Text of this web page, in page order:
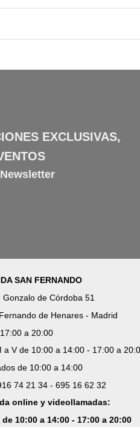
EXCLUSIVAS,
SAN FERNANDO
Gonzalo de Córdoba 51
de Henares - Madrid
a 20:00
a V de 10:00 a 14:00 - 17:00 a
de 10:00 a 14:00
74 21 34 - 695 16 62 32
online y videollamadas:
de 10:00 a 14:00 - 17:00 a 20:00